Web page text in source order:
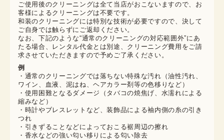
ご使用後のクリーニングは全て当店がおこないますので、お
客様によるクリーニングは不要です。
和装のクリーニングには特別な技術が必要ですので、決して
ご自身では触らずにご返却ください。
なお、下記のような“通常のクリーニングの対応範囲外”にあ
たる場合、レンタル代金とは別途、クリーニング費用をご請
求させていただきますので予めご了承ください。
例
・通常のクリーニングでは落ちない特殊な汚れ（油性汚れ、
ワイン、血液、泥はね、ヘアカラー剤等の色移りなど）
・使用困難となるダメージ（タバコの焼焦げ、水濡れによる
縮みなど）
・時計やブレスレットなど、装飾品による袖内側の糸の引き
つれ
・引きずることなどによっておこる裾周辺の擦れ
・香水などの強い匂い移りによる匂い除去